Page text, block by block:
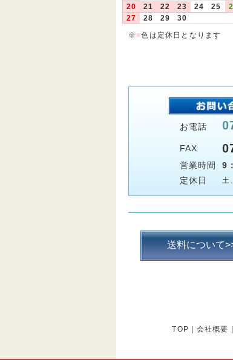
20
21 22 23 24 25
27
28 29
30
※ ■色は定休日となります
お電話
FAX
営業時間
9
定休日
土
送料について
TOP 会社概要